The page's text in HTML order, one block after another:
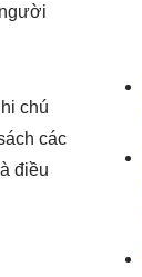
chú
các
điều